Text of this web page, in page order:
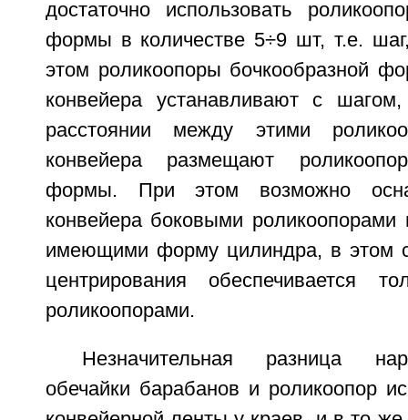
достаточно использовать
формы в количестве 5÷9 шт, т.е.
этом роликоопоры бочкообразной
конвейера устанавливают с
расстоянии между этими
конвейера размещают
формы. При этом возможно
конвейера боковыми роликоопорами
имеющими форму цилиндра, в этом
центрирования обеспечивается
роликоопорами.
Незначительная разница
обечайки барабанов и роликоопор